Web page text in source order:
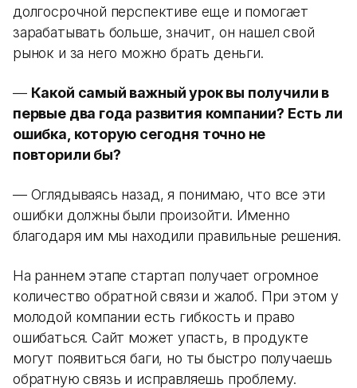
долгосрочной перспективе еще и помогает
зарабатывать больше, значит, он нашел свой
рынок и за него можно брать деньги.
— Какой самый важный урок вы получили в
первые два года развития компании? Есть ли
ошибка, которую сегодня точно не
повторили бы?
— Оглядываясь назад, я понимаю, что все эти
ошибки должны были произойти. Именно
благодаря им мы находили правильные решения.
На раннем этапе стартап получает огромное
количество обратной связи и жалоб. При этом у
молодой компании есть гибкость и право
ошибаться. Сайт может упасть, в продукте
могут появиться баги, но ты быстро получаешь
обратную связь и исправляешь проблему.